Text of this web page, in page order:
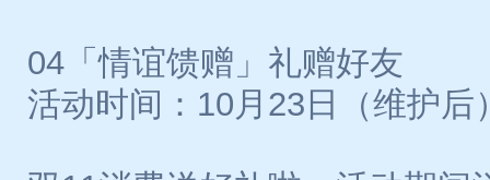
04「情谊馈赠」礼赠好友
活动时间：10月23日（维护后